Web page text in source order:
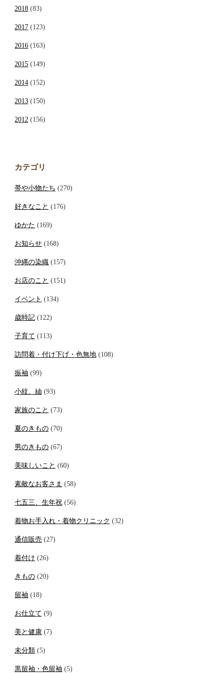
2018 (83)
2017 (123)
2016 (163)
2015 (149)
2014 (152)
2013 (150)
2012 (156)
カテゴリ
帯や小物たち (270)
好きなこと (176)
ゆかた (169)
お知らせ (168)
沖縄の染織 (157)
お店のこと (151)
イベント (134)
歳時記 (122)
子育て (113)
訪問着・付け下げ・色無地 (108)
振袖 (99)
小紋、紬 (93)
家族のこと (73)
夏のきもの (70)
男のきもの (67)
美味しいこと (60)
素敵なお客さま (58)
七五三、生年祝 (56)
着物お手入れ・着物クリニック (32)
通信販売 (27)
着付け (26)
きもの (20)
留袖 (18)
お仕立て (9)
美と健康 (7)
未分類 (5)
黒留袖・色留袖 (5)